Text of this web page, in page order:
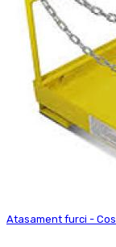
Atasament furci - Cos